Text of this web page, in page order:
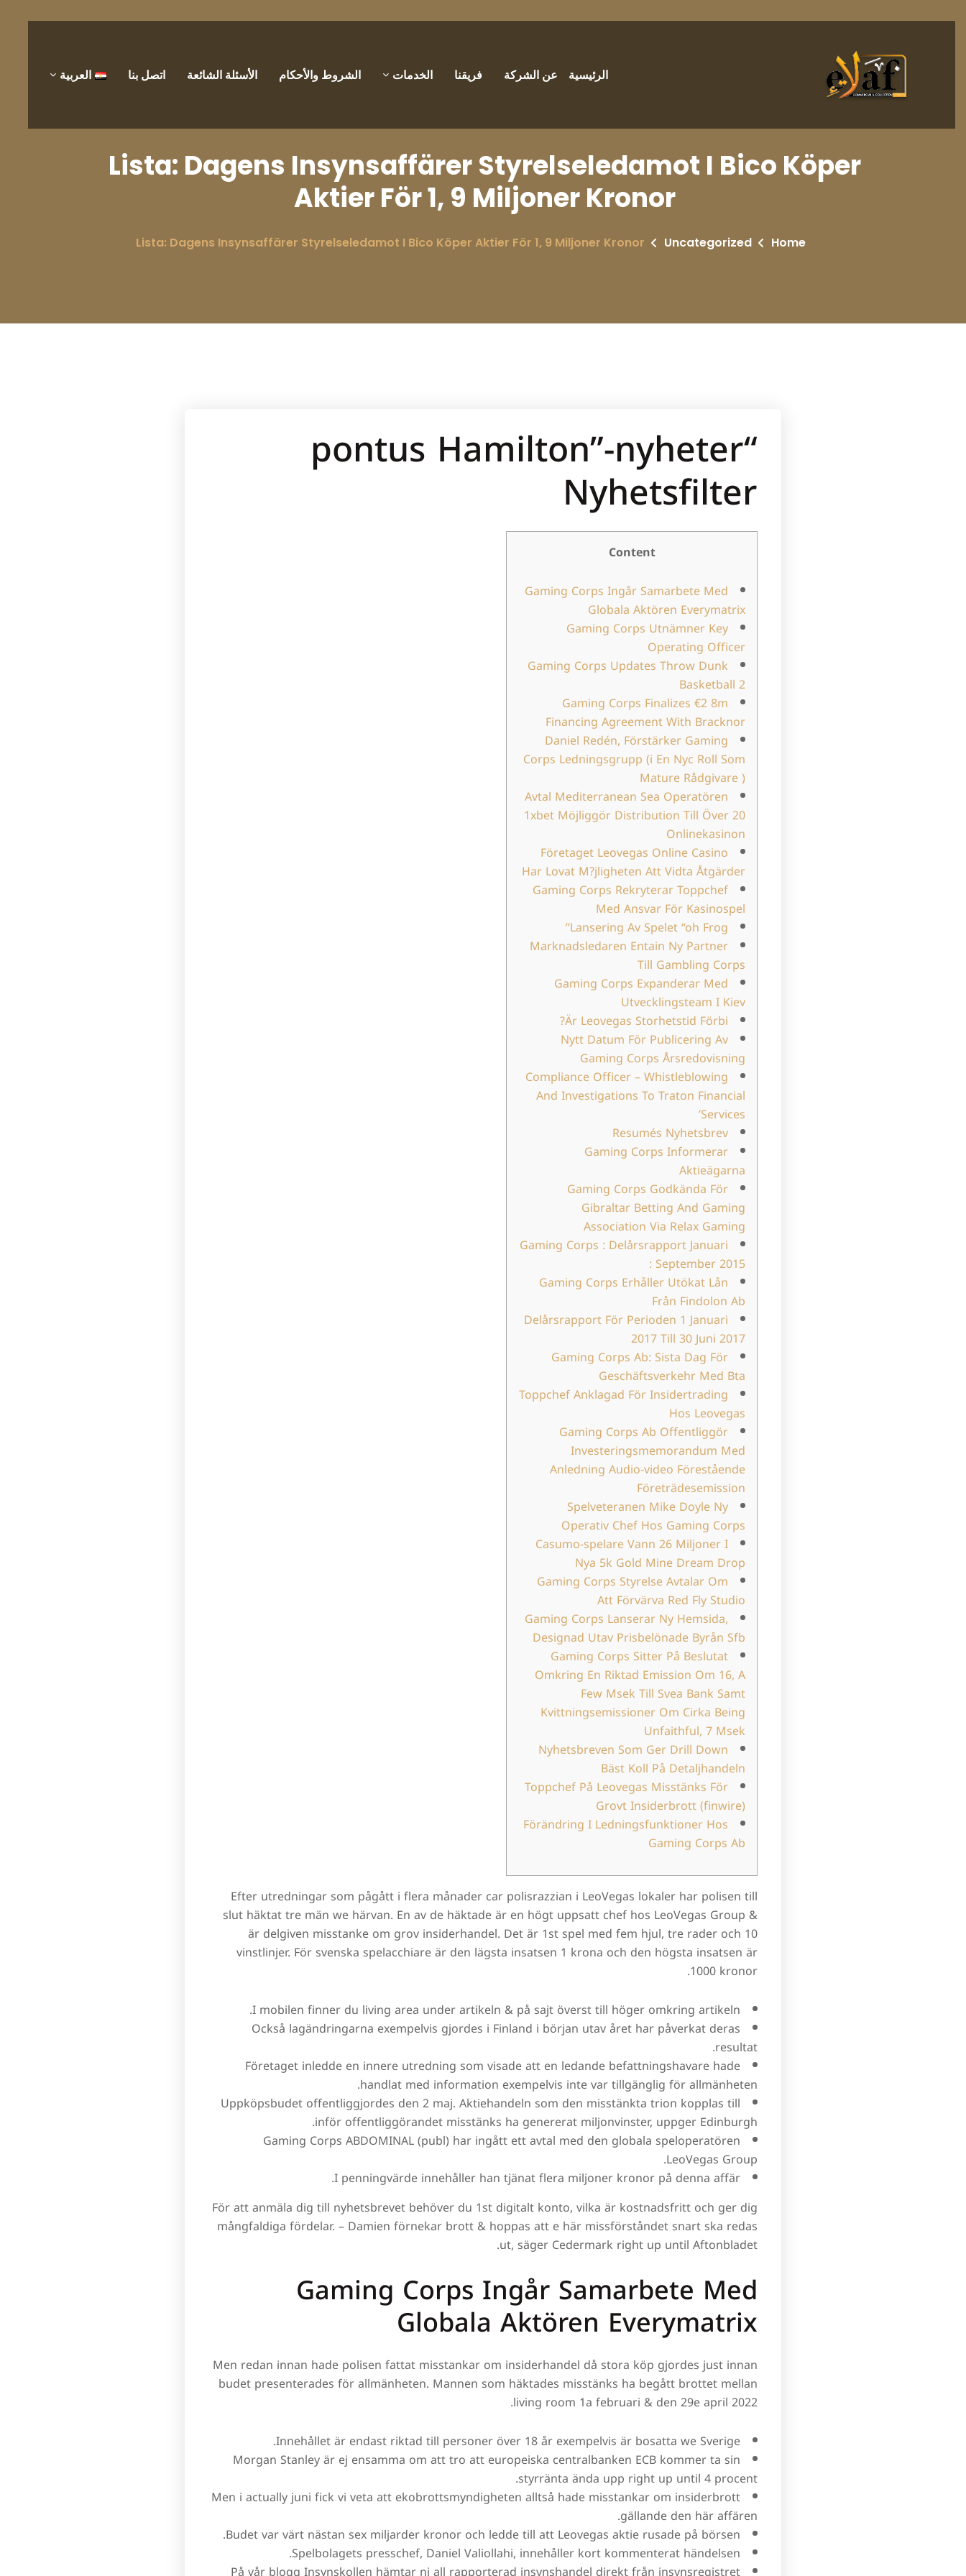
الرئيسية عن الشركة فريقنا الخدمات الشروط والأحكام الأسئلة الشائعة اتصل بنا العربية
Lista: Dagens Insynsaffärer Styrelseledamot I Bico Köper
Aktier För 1, 9 Miljoner Kronor
Home
Uncategorized
Lista: Dagens Insynsaffärer Styrelseledamot I Bico Köper Aktier För 1, 9 Miljoner Kronor
“pontus Hamilton”-nyheter
Nyhetsfilter
Content
Gaming Corps Ingår Samarbete Med
Globala Aktören Everymatrix
Gaming Corps Utnämner Key
Operating Officer
Gaming Corps Updates Throw Dunk
Basketball 2
Gaming Corps Finalizes €2 8m
Financing Agreement With Bracknor
Daniel Redén, Förstärker Gaming
Corps Ledningsgrupp (i En Nyc Roll Som
Mature Rådgivare )
Avtal Mediterranean Sea Operatören
1xbet Möjliggör Distribution Till Över 20
Onlinekasinon
Företaget Leovegas Online Casino
Har Lovat M?jligheten Att Vidta Åtgärder
Gaming Corps Rekryterar Toppchef
Med Ansvar För Kasinospel
Lansering Av Spelet “oh Frog”
Marknadsledaren Entain Ny Partner
Till Gambling Corps
Gaming Corps Expanderar Med
Utvecklingsteam I Kiev
Är Leovegas Storhetstid Förbi?
Nytt Datum För Publicering Av
Gaming Corps Årsredovisning
Compliance Officer – Whistleblowing
And Investigations To Traton Financial
Services’
Resumés Nyhetsbrev
Gaming Corps Informerar
Aktieägarna
Gaming Corps Godkända För
Gibraltar Betting And Gaming
Association Via Relax Gaming
Gaming Corps : Delårsrapport Januari
: September 2015
Gaming Corps Erhåller Utökat Lån
Från Findolon Ab
Delårsrapport För Perioden 1 Januari
2017 Till 30 Juni 2017
Gaming Corps Ab: Sista Dag För
Geschäftsverkehr Med Bta
Toppchef Anklagad För Insidertrading
Hos Leovegas
Gaming Corps Ab Offentliggör
Investeringsmemorandum Med
Anledning Audio-video Förestående
Företrädesemission
Spelveteranen Mike Doyle Ny
Operativ Chef Hos Gaming Corps
Casumo-spelare Vann 26 Miljoner I
Nya 5k Gold Mine Dream Drop
Gaming Corps Styrelse Avtalar Om
Att Förvärva Red Fly Studio
Gaming Corps Lanserar Ny Hemsida,
Designad Utav Prisbelönade Byrån Sfb
Gaming Corps Sitter På Beslutat
Omkring En Riktad Emission Om 16, A
Few Msek Till Svea Bank Samt
Kvittningsemissioner Om Cirka Being
Unfaithful, 7 Msek
Nyhetsbreven Som Ger Drill Down
Bäst Koll På Detaljhandeln
Toppchef På Leovegas Misstänks För
Grovt Insiderbrott (finwire)
Förändring I Ledningsfunktioner Hos
Gaming Corps Ab
Efter utredningar som pågått i flera månader car polisrazzian i LeoVegas lokaler har polisen till
slut häktat tre män we härvan. En av de häktade är en högt uppsatt chef hos LeoVegas Group &
är delgiven misstanke om grov insiderhandel. Det är 1st spel med fem hjul, tre rader och 10
vinstlinjer. För svenska spelacchiare är den lägsta insatsen 1 krona och den högsta insatsen är
1000 kronor.
I mobilen finner du living area under artikeln & på sajt överst till höger omkring artikeln.
Också lagändringarna exempelvis gjordes i Finland i början utav året har påverkat deras
resultat.
Företaget inledde en innere utredning som visade att en ledande befattningshavare hade
handlat med information exempelvis inte var tillgänglig för allmänheten.
Uppköpsbudet offentliggjordes den 2 maj. Aktiehandeln som den misstänkta trion kopplas till
inför offentliggörandet misstänks ha genererat miljonvinster, uppger Edinburgh.
Gaming Corps ABDOMINAL (publ) har ingått ett avtal med den globala speloperatören
LeoVegas Group.
I penningvärde innehåller han tjänat flera miljoner kronor på denna affär.
För att anmäla dig till nyhetsbrevet behöver du 1st digitalt konto, vilka är kostnadsfritt och ger dig
mångfaldiga fördelar. – Damien förnekar brott & hoppas att e här missförståndet snart ska redas
ut, säger Cedermark right up until Aftonbladet.
Gaming Corps Ingår Samarbete Med
Globala Aktören Everymatrix
Men redan innan hade polisen fattat misstankar om insiderhandel då stora köp gjordes just innan
budet presenterades för allmänheten. Mannen som häktades misstänks ha begått brottet mellan
living room 1a februari & den 29e april 2022.
Innehållet är endast riktad till personer över 18 år exempelvis är bosatta we Sverige.
Morgan Stanley är ej ensamma om att tro att europeiska centralbanken ECB kommer ta sin
styrränta ända upp right up until 4 procent.
Men i actually juni fick vi veta att ekobrottsmyndigheten alltså hade misstankar om insiderbrott
gällande den här affären.
Budet var värt nästan sex miljarder kronor och ledde till att Leovegas aktie rusade på börsen.
Spelbolagets presschef, Daniel Valiollahi, innehåller kort kommenterat händelsen.